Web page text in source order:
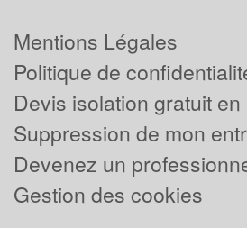
Mentions Légales
Politique de
Devis isolation gratuit en
Suppression de mon
Devenez un
Gestion des cookies